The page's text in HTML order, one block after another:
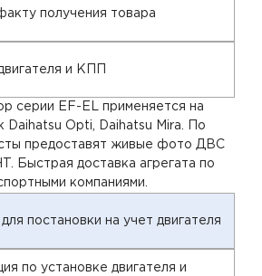
получения товара
и КПП
серии EF-EL применяется на
Daihatsu Opti, Daihatsu Mira. По
предоставят живые фото ДВС
Быстрая доставка агрегата по
компаниями.
постановки на учет двигателя
по установке двигателя и